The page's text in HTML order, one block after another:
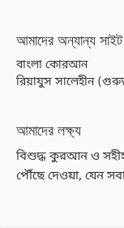
আমাদের অন্যান্য সাইট
বাংলা কোরআন
রিয়াযুস সালেহীন
আমাদের লক্ষ্য
বিশুদ্ধ কুরআন ও সহীহ
পৌঁছে দেওয়া, যেন